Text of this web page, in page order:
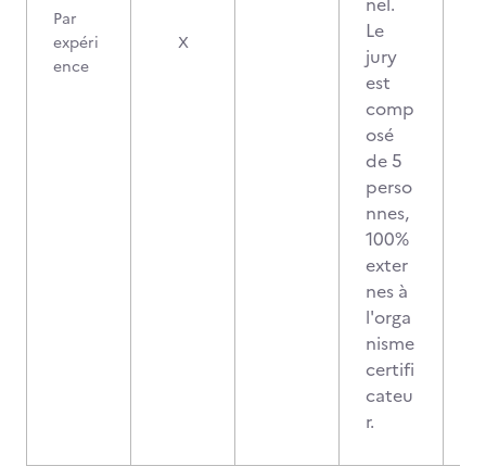
Par
expéri
ence
X
Le
jury
est
comp
osé
de 5
perso
nnes,
100%
exter
nes à
l'orga
nisme
certifi
cateu
r.